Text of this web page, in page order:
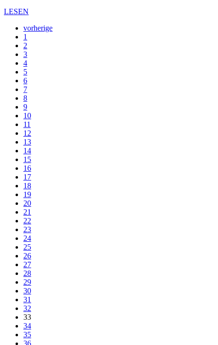
LESEN
vorherige
1
2
3
4
5
6
7
8
9
10
11
12
13
14
15
16
17
18
19
20
21
22
23
24
25
26
27
28
29
30
31
32
33
34
35